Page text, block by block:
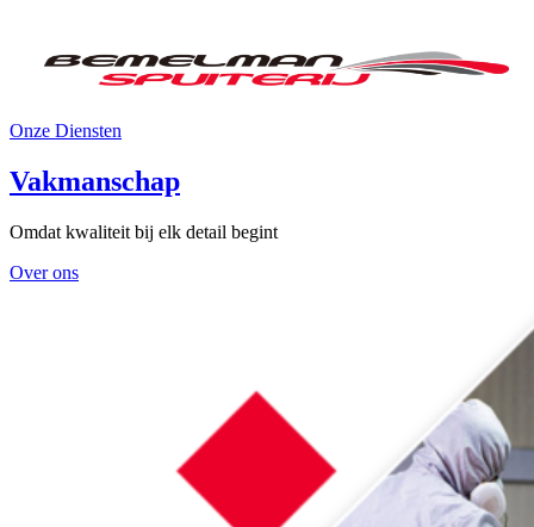
Geef elk project een unieke afwerking
Onze Diensten
Vakmanschap
Omdat kwaliteit bij elk detail begint
Over ons